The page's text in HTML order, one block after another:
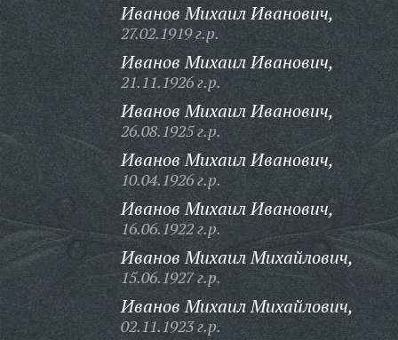
Иванов Михаил Иванович,
27.02.1919 г.р.
Иванов Михаил Иванович,
21.11.1926 г.р.
Иванов Михаил Иванович,
26.08.1925 г.р.
Иванов Михаил Иванович,
10.04.1926 г.р.
Иванов Михаил Иванович,
16.06.1922 г.р.
Иванов Михаил Михайлович,
15.06.1927 г.р.
Иванов Михаил Михайлович,
02.11.1923 г.р.